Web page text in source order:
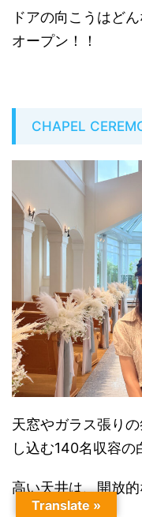
ドアの向こうはど
オープン！！
CHAPEL
天窓やガラス張り
し込む140名収容の
高い天井は、開放
Translate »